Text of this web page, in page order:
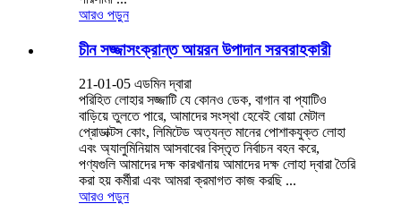
আরও পড়ুন
চীন সজ্জাসংক্রান্ত আয়রন উপাদান সরবরাহকারী
21-01-05 এডমিন দ্বারা
পরিহিত লোহার সজ্জাটি যে কোনও ডেক, বাগান বা প্যাটিও
বাড়িয়ে তুলতে পারে, আমাদের সংস্থা হেবেই বোয়া মেটাল
প্রোডাক্টস কোং, লিমিটেড অত্যন্ত মানের পোশাকযুক্ত লোহা
এবং অ্যালুমিনিয়াম আসবাবের বিস্তৃত নির্বাচন বহন করে,
পণ্যগুলি আমাদের দক্ষ কারখানায় আমাদের দক্ষ লোহা দ্বারা তৈরি
করা হয় কর্মীরা এবং আমরা ক্রমাগত কাজ করছি ...
আরও পড়ুন